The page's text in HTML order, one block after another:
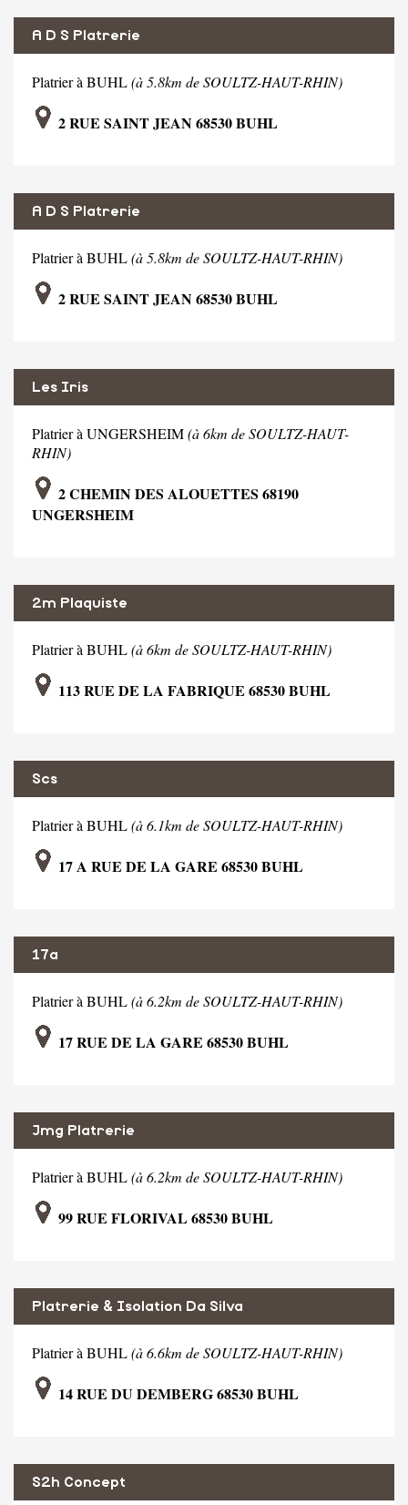
A D S Platrerie
Platrier à BUHL(à 5.8km de SOULTZ-HAUT-RHIN)
2 RUE SAINT JEAN 68530 BUHL
A D S Platrerie
Platrier à BUHL(à 5.8km de SOULTZ-HAUT-RHIN)
2 RUE SAINT JEAN 68530 BUHL
Les Iris
Platrier à UNGERSHEIM(à 6km de SOULTZ-HAUT-
RHIN)
2 CHEMIN DES ALOUETTES 68190
UNGERSHEIM
2m Plaquiste
Platrier à BUHL(à 6km de SOULTZ-HAUT-RHIN)
113 RUE DE LA FABRIQUE 68530 BUHL
Scs
Platrier à BUHL(à 6.1km de SOULTZ-HAUT-RHIN)
17 A RUE DE LA GARE 68530 BUHL
17a
Platrier à BUHL(à 6.2km de SOULTZ-HAUT-RHIN)
17 RUE DE LA GARE 68530 BUHL
Jmg Platrerie
Platrier à BUHL(à 6.2km de SOULTZ-HAUT-RHIN)
99 RUE FLORIVAL 68530 BUHL
Platrerie & Isolation Da Silva
Platrier à BUHL(à 6.6km de SOULTZ-HAUT-RHIN)
14 RUE DU DEMBERG 68530 BUHL
S2h Concept